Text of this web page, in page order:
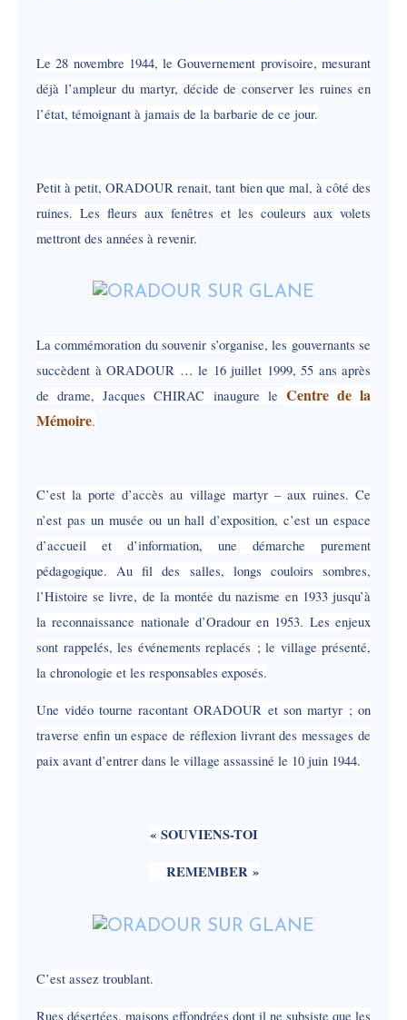
Le 28 novembre 1944, le Gouvernement provisoire, mesurant
déjà l’ampleur du martyr, décide de conserver les ruines en
l’état, témoignant à jamais de la barbarie de ce jour.
Petit à petit, ORADOUR renait, tant bien que mal, à côté des
ruines. Les fleurs aux fenêtres et les couleurs aux volets
mettront des années à revenir.
La commémoration du souvenir s’organise, les gouvernants se
succèdent à ORADOUR … le 16 juillet 1999, 55 ans après
de drame, Jacques CHIRAC inaugure le Centre de la
Mémoire.
C’est la porte d’accès au village martyr – aux ruines. Ce
n’est pas un musée ou un hall d’exposition, c’est un espace
d’accueil et d’information, une démarche purement
pédagogique. Au fil des salles, longs couloirs sombres,
l’Histoire se livre, de la montée du nazisme en 1933 jusqu’à
la reconnaissance nationale d’Oradour en 1953. Les enjeux
sont rappelés, les événements replacés ; le village présenté,
la chronologie et les responsables exposés.
Une vidéo tourne racontant ORADOUR et son martyr ; on
traverse enfin un espace de réflexion livrant des messages de
paix avant d’entrer dans le village assassiné le 10 juin 1944.
« SOUVIENS-TOI
REMEMBER »
C’est assez troublant.
Rues désertées, maisons effondrées dont il ne subsiste que les